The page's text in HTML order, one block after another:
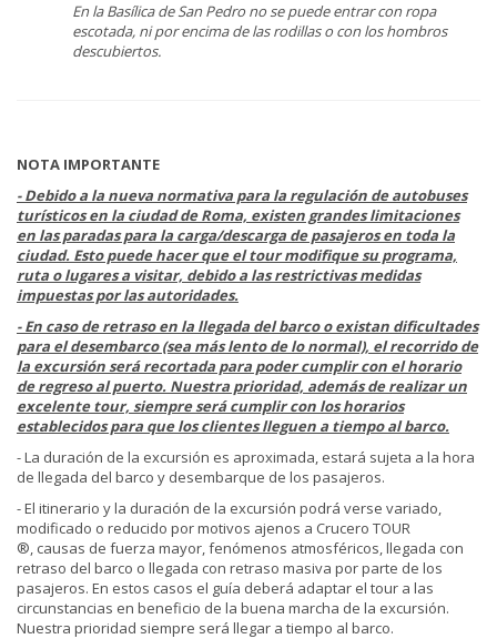
En la Basílica de San Pedro no se puede entrar con ropa
escotada, ni por encima de las rodillas o con los hombros
descubiertos.
NOTA IMPORTANTE
- Debido a la nueva normativa para la regulación de autobuses
turísticos en la ciudad de Roma, existen grandes limitaciones
en las paradas para la carga/descarga de pasajeros en toda la
ciudad. Esto puede hacer que el tour modifique su programa,
ruta o lugares a visitar, debido a las restrictivas medidas
impuestas por las autoridades.
- En caso de retraso en la llegada del barco o existan dificultades
para el desembarco (sea más lento de lo normal), el recorrido de
la excursión será recortada para poder cumplir con el horario
de regreso al puerto. Nuestra prioridad, además de realizar un
excelente tour, siempre será cumplir con los horarios
establecidos para que los clientes lleguen a tiempo al barco.
- La duración de la excursión es aproximada, estará sujeta a la hora
de llegada del barco y desembarque de los pasajeros.
- El itinerario y la duración de la excursión podrá verse variado,
modificado o reducido por motivos ajenos a Crucero TOUR
®, causas de fuerza mayor, fenómenos atmosféricos, llegada con
retraso del barco o llegada con retraso masiva por parte de los
pasajeros. En estos casos el guía deberá adaptar el tour a las
circunstancias en beneficio de la buena marcha de la excursión.
Nuestra prioridad siempre será llegar a tiempo al barco.